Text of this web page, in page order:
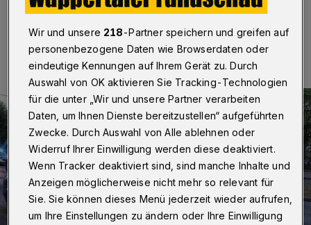
Bilderstrecke
Crash mit mehreren Wagen
Wir und unsere 218-Partner speichern und greifen auf
personenbezogene Daten wie Browserdaten oder
eindeutige Kennungen auf Ihrem Gerät zu. Durch
Auswahl von OK aktivieren Sie Tracking-Technologien
für die unter „Wir und unsere Partner verarbeiten
Daten, um Ihnen Dienste bereitzustellen“ aufgeführten
Zwecke. Durch Auswahl von Alle ablehnen oder
Widerruf Ihrer Einwilligung werden diese deaktiviert.
Wenn Tracker deaktiviert sind, sind manche Inhalte und
Anzeigen möglicherweise nicht mehr so relevant für
Sie. Sie können dieses Menü jederzeit wieder aufrufen,
um Ihre Einstellungen zu ändern oder Ihre Einwilligung